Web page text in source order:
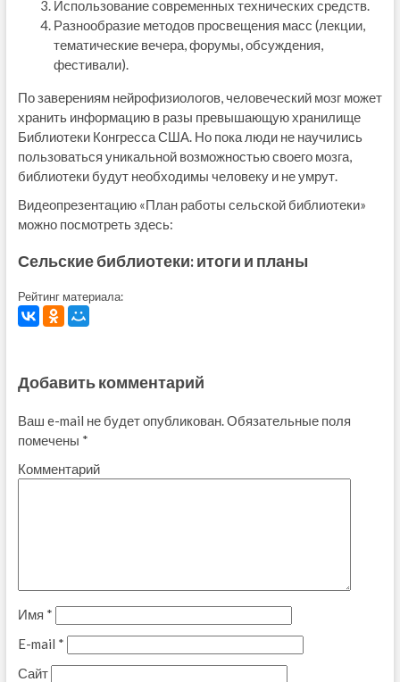
Использование современных технических средств.
Разнообразие методов просвещения масс (лекции,
тематические вечера, форумы, обсуждения,
фестивали).
По заверениям нейрофизиологов, человеческий мозг может
хранить информацию в разы превышающую хранилище
Библиотеки Конгресса США. Но пока люди не научились
пользоваться уникальной возможностью своего мозга,
библиотеки будут необходимы человеку и не умрут.
Видеопрезентацию «План работы сельской библиотеки»
можно посмотреть здесь:
Сельские библиотеки: итоги и планы
Рейтинг материала:
Добавить комментарий
Ваш e-mail не будет опубликован.Обязательные поля
помечены *
Комментарий
Имя *
E-mail *
Сайт